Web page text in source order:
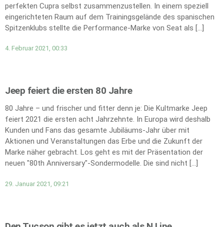
perfekten Cupra selbst zusammenzustellen. In einem speziell
eingerichteten Raum auf dem Trainingsgelände des spanischen
Spitzenklubs stellte die Performance-Marke von Seat als […]
4. Februar 2021, 00:33
Jeep feiert die ersten 80 Jahre
80 Jahre – und frischer und fitter denn je: Die Kultmarke Jeep
feiert 2021 die ersten acht Jahrzehnte. In Europa wird deshalb
Kunden und Fans das gesamte Jubiläums-Jahr über mit
Aktionen und Veranstaltungen das Erbe und die Zukunft der
Marke näher gebracht. Los geht es mit der Präsentation der
neuen "80th Anniversary"-Sondermodelle. Die sind nicht […]
29. Januar 2021, 09:21